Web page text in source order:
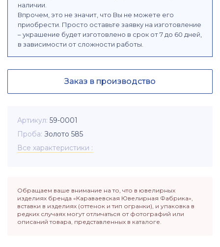
наличии.
Впрочем, это не значит, что Вы не можете его
приобрести. Просто оставьте заявку на изготовление
– украшение будет изготовлено в срок от 7 до 60 дней,
в зависимости от сложности работы.
Заказ в производство
Артикул 59-0001
Проба Золото 585
Все характеристики
Обращаем ваше внимание на то, что в ювелирных
изделиях бренда «Караваевская Ювелирная Фабрика»,
вставки в изделиях (оттенок и тип огранки), и упаковка в
редких случаях могут отличаться от фотографий или
описаний товара, представленных в каталоге.